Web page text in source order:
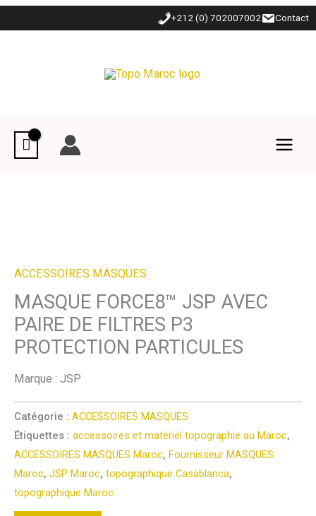
Aller
au
+212 (0) 702007002 Contact
ACCESSOIRES MASQUES
MASQUE FORCE8™ JSP AVEC
PAIRE DE FILTRES P3
PROTECTION PARTICULES
Marque : JSP
Catégorie : ACCESSOIRES MASQUES
Étiquettes : accessoires et matériel topographie au Maroc,
ACCESSOIRES MASQUES Maroc, Fournisseur MASQUES
Maroc, JSP Maroc, topographique Casablanca,
topographique Maroc